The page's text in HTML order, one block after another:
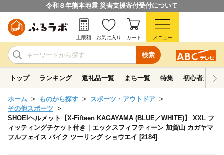
令和８年熊本地震 災害支援寄付受付について
検索
上限額 お気に入り カート メニュー
トップ ランキング 返礼品一覧 まち一覧 特集 初心者ガイド
ホーム ものから探す
スポーツ・アウトドア
その他スポーツ
SHOEIヘルメット【X-Fifteen KAGAYAMA (BLUE／WHITE)】 XXL フ
ィッティングチケット付き｜エックスフィフティーン 加賀山 カガヤマ
フルフェイス バイク ツーリング ショウエイ [2184]